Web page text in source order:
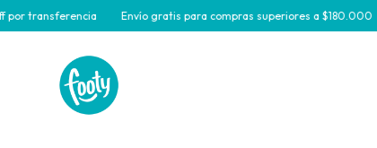
transferencia Envío gratis para compras superiores a $180.000